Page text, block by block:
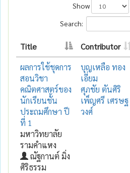
Show
Search:
Title Contributor
ผลการใช้ชุดการ
สอนวิชา
คณิตศาสตร์ของ
นักเรียนชั้น
ประถมศึกษา ปี
ที่ 1
มหาวิทยาลัย
รามคำแหง
ณัฐกานต์ มิ่ง
ศิริธรรม
บุญเหลือ ทอง
เอี่ยม
ศุภชัย ตันศิริ
เพ็ญศรี เศรษฐ
วงศ์